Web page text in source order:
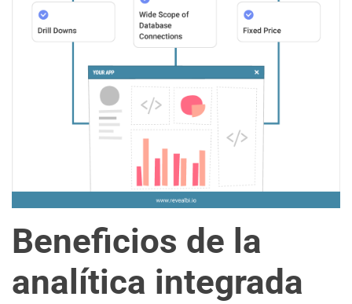
Beneficios de la
analítica integrada